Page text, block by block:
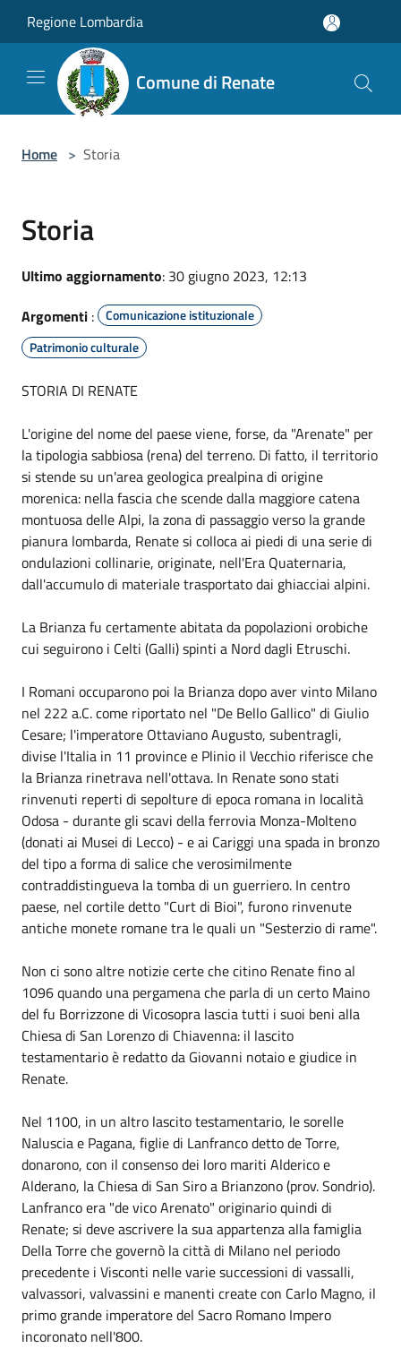
Regione Lombardia
Comune di Renate
Home > Storia
Storia
Ultimo aggiornamento: 30 giugno 2023, 12:13
Argomenti :
Comunicazione istituzionale
Patrimonio culturale
STORIA DI RENATE
L'origine del nome del paese viene, forse, da "Arenate" per
la tipologia sabbiosa (rena) del terreno. Di fatto, il territorio
si stende su un'area geologica prealpina di origine
morenica: nella fascia che scende dalla maggiore catena
montuosa delle Alpi, la zona di passaggio verso la grande
pianura lombarda, Renate si colloca ai piedi di una serie di
ondulazioni collinarie, originate, nell'Era Quaternaria,
dall'accumulo di materiale trasportato dai ghiacciai alpini.
La Brianza fu certamente abitata da popolazioni orobiche
cui seguirono i Celti (Galli) spinti a Nord dagli Etruschi.
I Romani occuparono poi la Brianza dopo aver vinto Milano
nel 222 a.C. come riportato nel "De Bello Gallico" di Giulio
Cesare; l'imperatore Ottaviano Augusto, subentragli,
divise l'Italia in 11 province e Plinio il Vecchio riferisce che
la Brianza rinetrava nell'ottava. In Renate sono stati
rinvenuti reperti di sepolture di epoca romana in località
Odosa - durante gli scavi della ferrovia Monza-Molteno
(donati ai Musei di Lecco) - e ai Cariggi una spada in bronzo
del tipo a forma di salice che verosimilmente
contraddistingueva la tomba di un guerriero. In centro
paese, nel cortile detto "Curt di Bioi", furono rinvenute
antiche monete romane tra le quali un "Sesterzio di rame".
Non ci sono altre notizie certe che citino Renate fino al
1096 quando una pergamena che parla di un certo Maino
del fu Borrizzone di Vicosopra lascia tutti i suoi beni alla
Chiesa di San Lorenzo di Chiavenna: il lascito
testamentario è redatto da Giovanni notaio e giudice in
Renate.
Nel 1100, in un altro lascito testamentario, le sorelle
Naluscia e Pagana, figlie di Lanfranco detto de Torre,
donarono, con il consenso dei loro mariti Alderico e
Alderano, la Chiesa di San Siro a Brianzono (prov. Sondrio).
Lanfranco era "de vico Arenato" originario quindi di
Renate; si deve ascrivere la sua appartenza alla famiglia
Della Torre che governò la città di Milano nel periodo
precedente i Visconti nelle varie successioni di vassalli,
valvassori, valvassini e manenti create con Carlo Magno, il
primo grande imperatore del Sacro Romano Impero
incoronato nell'800.